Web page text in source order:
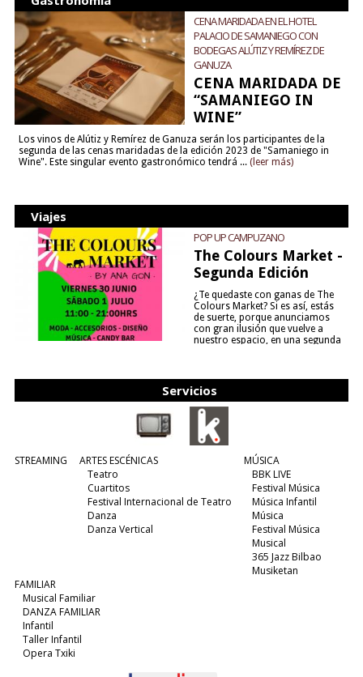
CENA MARIDADA EN EL HOTEL
PALACIO DE SAMANIEGO CON
BODEGAS ALÚTIZ Y REMÍREZ DE
GANUZA
CENA MARIDADA DE
“SAMANIEGO IN
WINE”
Los vinos de Alútiz y Remírez de Ganuza serán los participantes de la
segunda de las cenas maridadas de la edición 2023 de "Samaniego in
Wine". Este singular evento gastronómico tendrá ... (leer más)
Viajes
POP UP CAMPUZANO
The Colours Market -
Segunda Edición
¿Te quedaste con ganas de The
Colours Market? Si es así, estás
de suerte, porque anunciamos
con gran ilusión que vuelve a
nuestro espacio, en una segunda
Servicios
STREAMING
ARTES ESCÉNICAS
Teatro
Cuartitos
Festival Internacional de Teatro
Danza
Danza Vertical
MÚSICA
BBK LIVE
Festival Música
Música Infantil
Música
Festival Música
Musical
365 Jazz Bilbao
Musiketan
FAMILIAR
Musical Familiar
DANZA FAMILIAR
Infantil
Taller Infantil
Opera Txiki